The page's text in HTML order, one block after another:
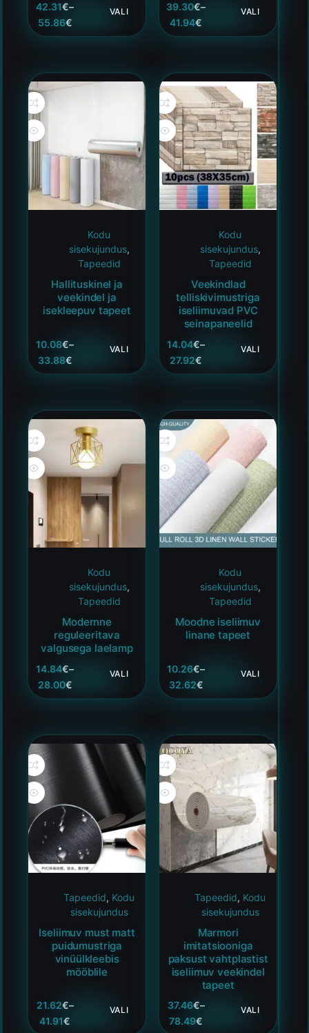
42.31€–
55.86€
VALI 39.30€–
41.94€
VALI
Kodu
sisekujundus,
Tapeedid
Hallituskinel ja
veekindel ja
isekleepuv tapeet
10.08€–
33.88€
VALI
Kodu
sisekujundus,
Tapeedid
Veekindlad
telliskivimustriga
iseliimuvad PVC
seinapaneelid
14.04€–
27.92€
VALI
Kodu
sisekujundus,
Tapeedid
Modernne
reguleeritava
valgusega laelamp
14.84€–
28.00€
VALI
Kodu
sisekujundus,
Tapeedid
Moodne iseliimuv
linane tapeet
10.26€–
32.62€
VALI
Tapeedid, Kodu
sisekujundus
Iseliimuv must matt
puidumustriga
vinüülkleebis
mööblile
21.62€–
41.91€
VALI
Tapeedid, Kodu
sisekujundus
Marmori
imitatsiooniga
paksust vahtplastist
iseliimuv veekindel
tapeet
37.46€–
78.49€
VALI